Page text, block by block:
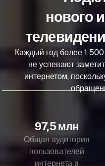
нового
Каждый год более 1
не успевают
интернетом,
97,5 млн
Общая аудитория
пользователей
интернета в